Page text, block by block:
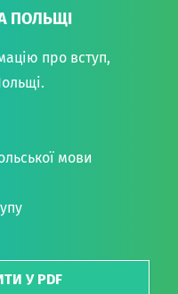
ПОЛЬЩІ
про вступ,
мови
У PDF